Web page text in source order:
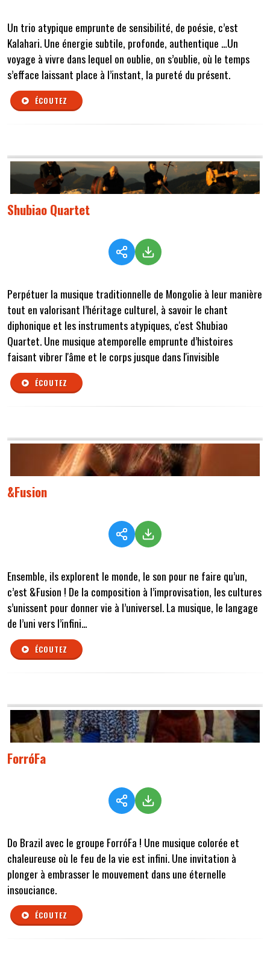
Un trio atypique emprunte de sensibilité, de poésie, c’est
Kalahari. Une énergie subtile, profonde, authentique …Un
voyage à vivre dans lequel on oublie, on s’oublie, où le temps
s’efface laissant place à l’instant, la pureté du présent.
ÉCOUTEZ
Shubiao Quartet
Perpétuer la musique traditionnelle de Mongolie à leur manière
tout en valorisant l’héritage culturel, à savoir le chant
diphonique et les instruments atypiques, c'est Shubiao
Quartet. Une musique atemporelle emprunte d’histoires
faisant vibrer l'âme et le corps jusque dans l'invisible
ÉCOUTEZ
&Fusion
Ensemble, ils explorent le monde, le son pour ne faire qu’un,
c’est &Fusion ! De la composition à l’improvisation, les cultures
s’unissent pour donner vie à l’universel. La musique, le langage
de l’uni vers l’infini...
ÉCOUTEZ
ForróFa
Do Brazil avec le groupe ForróFa ! Une musique colorée et
chaleureuse où le feu de la vie est infini. Une invitation à
plonger à embrasser le mouvement dans une éternelle
insouciance.
ÉCOUTEZ